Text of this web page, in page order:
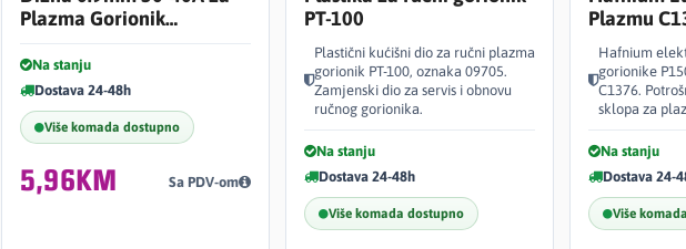
Plazma Gorionik
51318.09
Na stanju
Dostava 24-48h
Više komada dostupno
5,96KM Sa PDV-om
PT-100
Plastični kućišni dio za ručni plazma
gorionik PT-100, oznaka 09705.
Zamjenski dio za servis i obnovu
ručnog gorionika.
Na stanju
Dostava 24-48h
Više komada dostupno
Plazmu
Hafnium
gorionike
C1376.
sklopa za
Na stanju
Dostava 24-
Više